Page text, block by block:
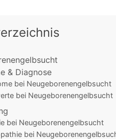
& Diagnose
bei Neugeborenengelbsucht
bei Neugeborenengelbsucht
bei Neugeborenengelbsucht
bei